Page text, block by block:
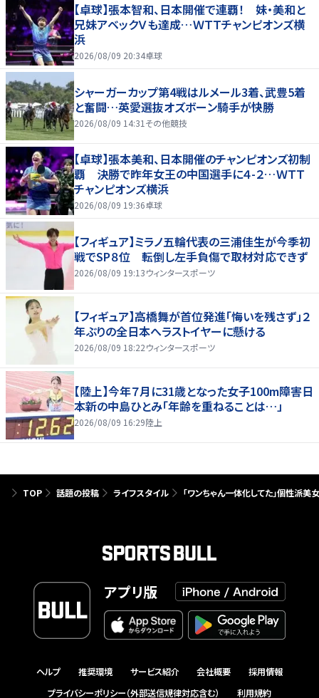
【卓球】張本智和、日本開催で連覇！ 妹・美和と
兄妹アベックＶも達成…ＷＴＴチャンピオンズ横
浜
2026/08/09 20:34卓球
シャーガーカップ第4戦はルメール3着、武豊5着
と奮闘…英愛選抜オズボーン騎手が快勝
2026/08/09 14:31 その他競技
【卓球】張本美和、日本開催のチャンピオンズ初制
覇 決勝で昨年女王の中国選手に４-２…ＷＴＴ
チャンピオンズ横浜
2026/08/09 19:36卓球
【フィギュア】ミラノ五輪代表の三浦佳生が今季初
戦でSP８位 転倒し左手負傷で取材対応できず
2026/08/09 19:13ウィンタースポーツ
【フィギュア】高橋舞が首位発進「悔いを残さず」２
年ぶりの全日本へラストイヤーに懸ける
2026/08/09 18:22ウィンタースポーツ
【陸上】今年７月に31歳となった女子100m障害日
本新の中島ひとみ「年齢を重ねることは…」
2026/08/09 16:29陸上
TOP 話題の投稿 ライフスタイル 「ワンちゃん一体化してた」個性派
アプリ版
ヘルプ 推奨環境 サービス紹介 会社概要
採用情報
プライバシーポリシー（外部送信規律対応含む）
利用規約